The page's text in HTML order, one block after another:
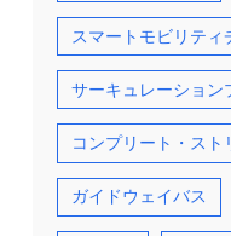
スマートモビリティ
サーキュレーション
コンプリート・スト
ガイドウェイバス